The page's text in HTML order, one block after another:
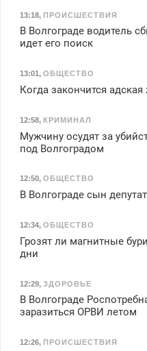
13:18, ПРОИСШЕСТВИЯ
В Волгограде водитель
идет его поиск
13:01, ОБЩЕСТВО
Когда закончится
12:58, КРИМИНАЛ
Мужчину осудят за
под Волгоградом
12:50, ОБЩЕСТВО
В Волгограде сын
12:34, ОБЩЕСТВО
Грозят ли магнитные
дни
12:29, ЗДОРОВЬЕ
В Волгограде
заразиться ОРВИ летом
12:26, ПРОИСШЕСТВИЯ